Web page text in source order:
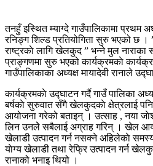
तनहुँ इस्थित म्याग्दे गाउँपालिकामा प्रथम
रनिङ्ग शिल्ड प्रतियोगिता सुरु भएको छ
राष्ट्रकाे लागि खेलकुद ” भन्ने मुल नाराका
प्राङ्गणमा सुरु भएको कार्यक्रमकाे
गाउँपालिकाका अध्यक्ष मायादेवी रानाले
कार्यक्रमकाे उद्घाटन गर्दै गाउँ पालिका
बर्षकाे सुरुवात सँगै खेलकुदकाे क्षेत्रलाई पनि
आयोजना गरेको बताइन् । उत्साह , नया
लिन उनलेे सबैलाई अग्राह गरिन् । खेल
खेलाडी उत्पादन गर्न नसक्ने अहिलेकाे
याेग्य खेलाडी तथा रेफ्रि उत्पादन गर्न
रानाको भनाइ थियो ।